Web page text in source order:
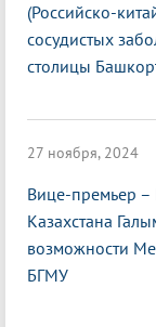
(Российско-
сосудистых
столицы
27 ноября, 2024
Вице-премьер –
Казахстана
возможности
БГМУ